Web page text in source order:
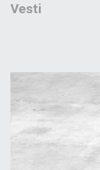
Vesti